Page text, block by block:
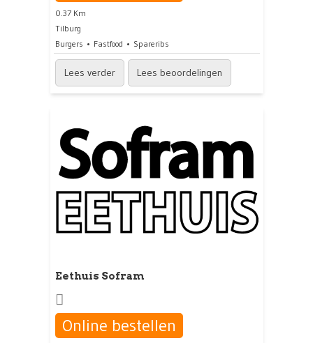
0.37 Km
Tilburg
Burgers
Fastfood Spareribs
Lees verder Lees beoordelingen
Eethuis Sofram
Online bestellen